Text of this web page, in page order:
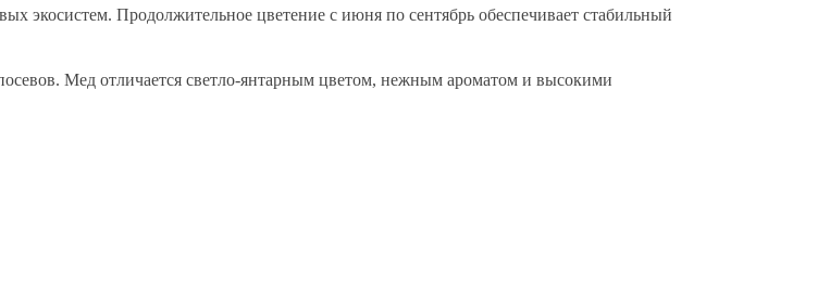
экосистем. Продолжительное цветение с июня по сентябрь обеспечивает стабильный
Мед отличается светло-янтарным цветом, нежным ароматом и высокими